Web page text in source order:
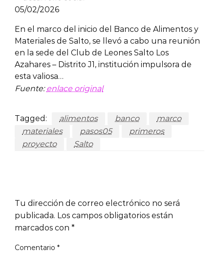
05/02/2026
En el marco del inicio del Banco de Alimentos y
Materiales de Salto, se llevó a cabo una reunión
en la sede del Club de Leones Salto Los
Azahares – Distrito J1, institución impulsora de
esta valiosa…
Fuente:enlace original
Tagged: alimentos banco
marco
materiales
pasos05
primeros
proyecto
Salto
Tu dirección de correo electrónico no será
publicada. Los campos obligatorios están
marcados con *
Comentario *